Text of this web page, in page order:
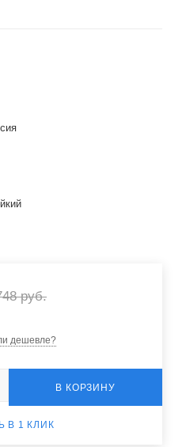
руб.
дешевле?
В КОРЗИНУ
В 1 КЛИК